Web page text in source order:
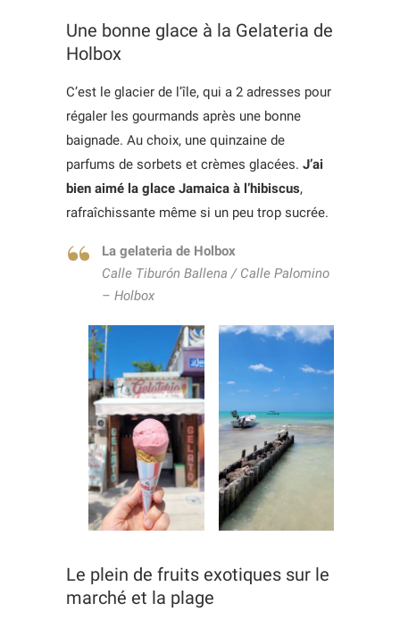
Une bonne glace à la Gelateria de
Holbox
C’est le glacier de l’île, qui a 2 adresses pour
régaler les gourmands après une bonne
baignade. Au choix, une quinzaine de
parfums de sorbets et crèmes glacées. J’ai
bien aimé la glace Jamaica à l’hibiscus,
rafraîchissante même si un peu trop sucrée.
La gelateria de Holbox
Calle Tiburón Ballena / Calle Palomino
– Holbox
Le plein de fruits exotiques sur le
marché et la plage